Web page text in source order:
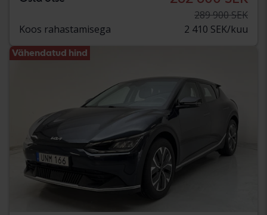
289 900 SEK
Koos rahastamisega
2 410 SEK/kuu
Vähendatud hind